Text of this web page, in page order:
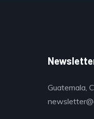
Guatemala,